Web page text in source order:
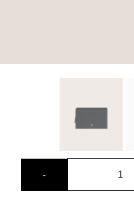
-
материалов и
современный
сочетается с любой
ВИДЕО